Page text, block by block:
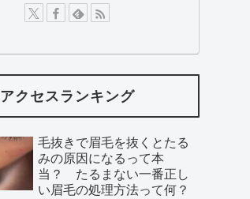
アクセスランキング
毛抜きで眉毛を抜くとたる
みの原因になるって本
当？ たるまない一番正し
い眉毛の処理方法って何？